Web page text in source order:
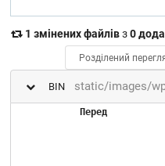
1 змінених файлівз0
Розділений
BIN static/images/
Перед